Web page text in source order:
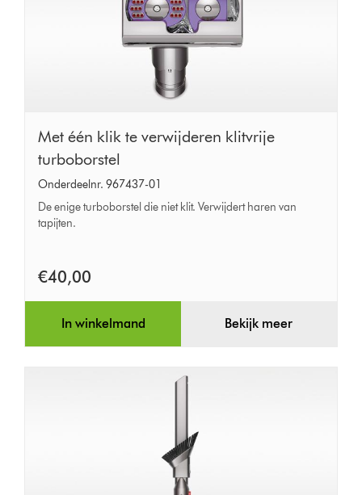
Met
één
klik
te
verwijderen
turboborstel
Met één klik te verwijderen klitvrije
turboborstel
Onderdeelnr. 967437-01
De enige turboborstel die niet klit. Verwijdert haren van
tapijten.
€40,00
In winkelmand Bekijk meer